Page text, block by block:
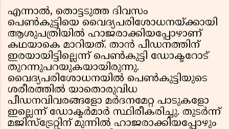
എന്നാൽ, തൊട്ടടുത്ത ദിവസം
പെൺകുട്ടിയെ വൈദ്യപരിശോധനയ്ക്കായി
ആശുപത്രിയിൽ ഹാജരാക്കിയപ്പോഴാണ്
കഥയാകെ മാറിയത്. താൻ പീഡനത്തിന്
ഇരയായിട്ടില്ലെന്ന് പെൺകുട്ടി ഡോക്ടറോട്
തുറന്നുപറയുകയായിരുന്നു.
വൈദ്യപരിശോധനയിൽ പെൺകുട്ടിയുടെ
ശരീരത്തിൽ യാതൊരുവിധ
പീഡനവിവരങ്ങളോ മർദനമേറ്റ പാടുകളോ
ഇല്ലെന്ന് ഡോക്ടർമാർ സ്ഥിരീകരിച്ചു. തുടർന്ന്
മജിസ്ട്രേറ്റിന് മുന്നിൽ ഹാജരാക്കിയപ്പോഴും